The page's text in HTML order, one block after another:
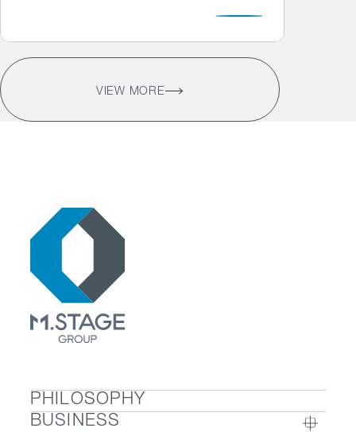
VIEW MORE
PHILOSOPHY
BUSINESS